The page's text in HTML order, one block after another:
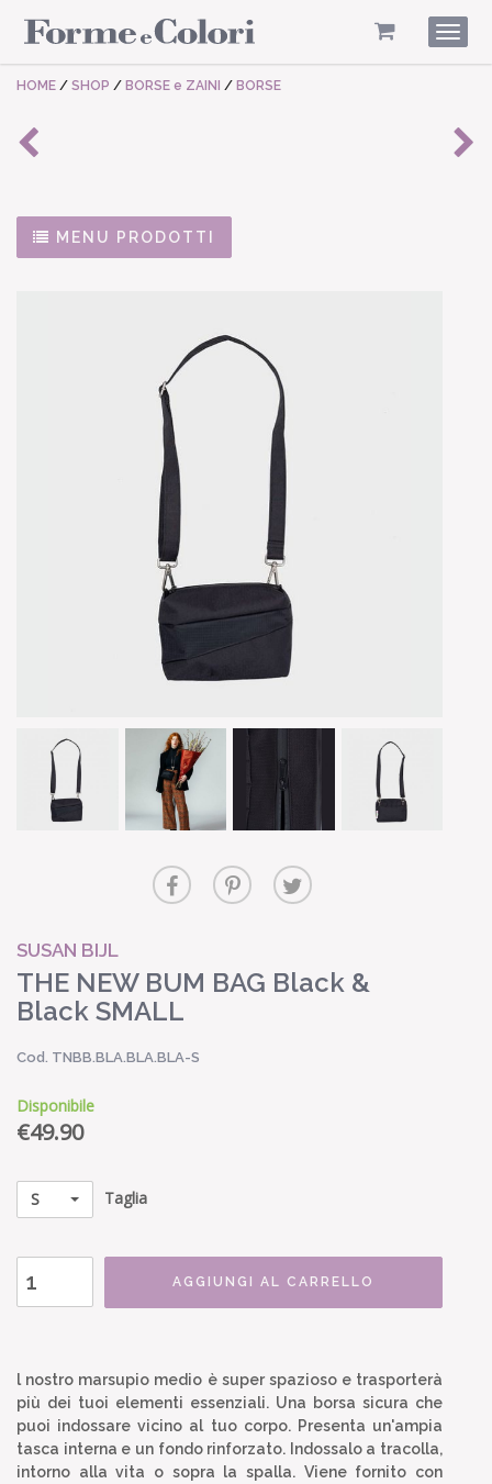
HOME / SHOP / BORSE e ZAINI / BORSE
MENU PRODOTTI
SUSAN BIJL
THE NEW BUM BAG Black &
Black SMALL
Cod. TNBB.BLA.BLA.BLA-S
Disponibile
€49.90
S Taglia
AGGIUNGI AL CARRELLO
l nostro marsupio medio è super spazioso e trasporterà
più dei tuoi elementi essenziali. Una borsa sicura che
puoi indossare vicino al tuo corpo. Presenta un'ampia
tasca interna e un fondo rinforzato. Indossalo a tracolla,
intorno alla vita o sopra la spalla. Viene fornito con